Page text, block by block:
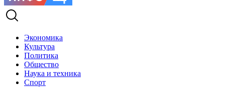
Экономика
Культура
Политика
Общество
Наука и техника
Спорт